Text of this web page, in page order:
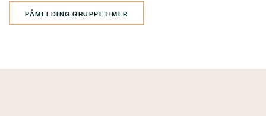
PÅMELDING GRUPPETIMER